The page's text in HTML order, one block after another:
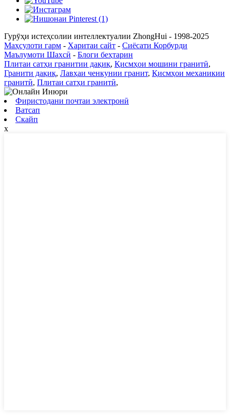
Гурӯҳи истеҳсолии интеллектуалии ZhongHui - 1998-2025
Маҳсулоти гарм - Харитаи сайт - Сиёсати Корбурди
Маълумоти Шахсӣ - Блоги беҳтарин
Плитаи сатҳи гранитии дақиқ, Қисмҳои мошини гранитӣ,
Гранити дақиқ, Лавҳаи ченкунии гранит, Қисмҳои механикии
гранитӣ, Плитаи сатҳи гранитӣ,
Фиристодани почтаи электронӣ
Ватсап
Скайп
x